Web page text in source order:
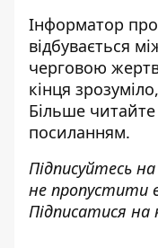
Інформатор
відбувається
черговою
кінця
Більше читайте
посиланням.
Підписуйтесь
не пропустити
Підписатися